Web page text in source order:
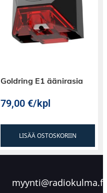
Goldring E1 äänirasia
79,00€/kpl
LISÄÄ OSTOSKORIIN
myynti@radiokulma.fi